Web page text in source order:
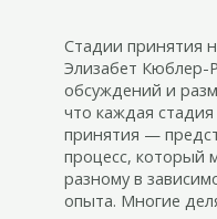
Стадии принятия
Элизабет Кюблер-
обсуждений и
что каждая
принятия —
процесс, который
разному в
опыта. Многие